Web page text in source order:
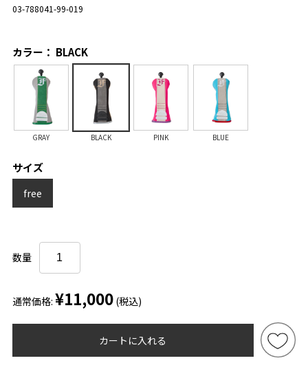
03-788041-99-019
カラー： BLACK
GRAY BLACK PINK BLUE
サイズ
free
数量
通常価格: ¥11,000 (税込)
カートに入れる